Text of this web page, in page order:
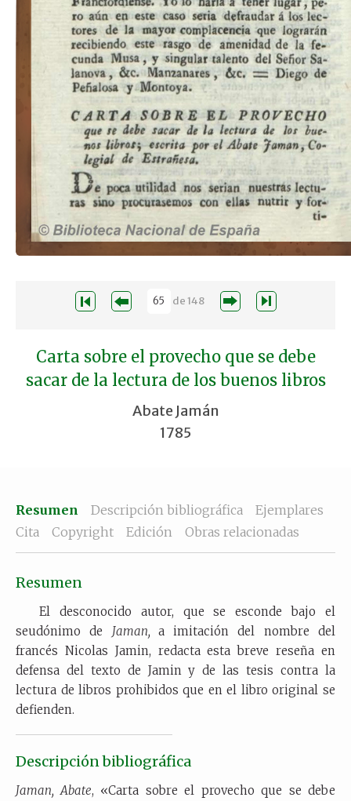
de148
Carta sobre el provecho que se debe
sacar de la lectura de los buenos libros
Abate Jamán
1785
Resumen Descripción bibliográfica
Ejemplares
Cita
Copyright Edición Obras relacionadas
Resumen
El desconocido autor, que se esconde bajo el
seudónimo de Jaman, a imitación del nombre del
francés Nicolas Jamin, redacta esta breve reseña en
defensa del texto de Jamin y de las tesis contra la
lectura de libros prohibidos que en el libro original se
defienden.
Descripción bibliográfica
Jaman, Abate, «Carta sobre el provecho que se debe